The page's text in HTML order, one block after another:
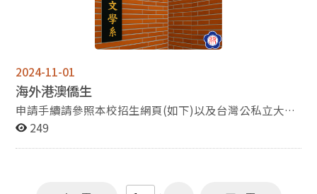
2024-11-01
海外港澳僑生
申請手續請參照本校招生網頁(如下)以及台灣公私立大學
校院海外聯合招生委員會
249